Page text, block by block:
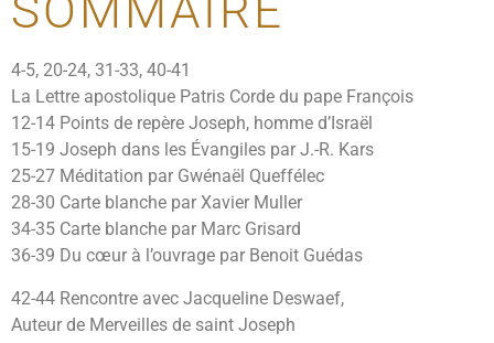
4-5, 20-24, 31-33, 40-41
La Lettre apostolique Patris Corde du pape François
12-14 Points de repère Joseph, homme d’Israël
15-19 Joseph dans les Évangiles par J.-R. Kars
25-27 Méditation par Gwénaël Queffélec
28-30 Carte blanche par Xavier Muller
34-35 Carte blanche par Marc Grisard
36-39 Du cœur à l’ouvrage par Benoit Guédas
42-44 Rencontre avec Jacqueline Deswaef,
Auteur de Merveilles de saint Joseph